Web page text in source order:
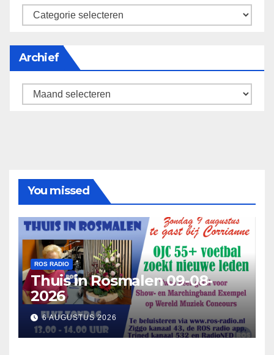
categorieën
Archief
Archief
You missed
ROS RADIO
Thuis in Rosmalen 09-08-
2026
6 AUGUSTUS 2026